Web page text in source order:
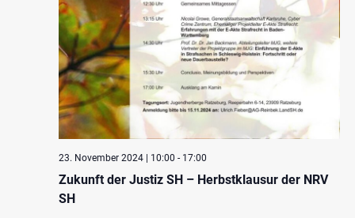
Zukunft der Justiz SH – Herbstklausur der NRV
SH
23. November 2024 | 10:00 - 17:00